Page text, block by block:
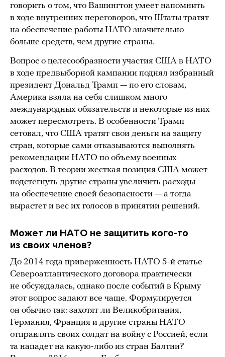
говорить о том, что Вашингтон умеет напомнить
в ходе внутренних переговоров, что Штаты тратят
на обеспечение работы НАТО значительно
больше средств, чем другие страны.
Вопрос о целесообразности участия США в НАТО
в ходе предвыборной кампании поднял избранный
президент Дональд Трамп — по его словам,
Америка взяла на себя слишком много
международных обязательств и некоторые из них
может пересмотреть. В особенности Трамп
сетовал, что США тратят свои деньги на защиту
стран, которые сами отказываются выполнять
рекомендации НАТО по объему военных
расходов. В теории жесткая позиция США может
подстегнуть другие страны увеличить расходы
на обеспечение своей безопасности — а тогда
вырастет и вес их голосов в принятии решений.
Может ли НАТО не защитить кого-то
из своих членов?
До 2014 года приверженность НАТО 5-й статье
Североатлантического договора практически
не обсуждалась, однако после событий в Крыму
этот вопрос задают все чаще. Формулируется
он обычно так: захотят ли Великобритания,
Германия, Франция и другие страны НАТО
отправлять своих солдат на войну с Россией, если
та нападет на какую-либо из стран Балтии?